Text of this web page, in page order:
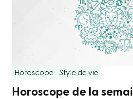
Horoscope Style de vie
Horoscope de la